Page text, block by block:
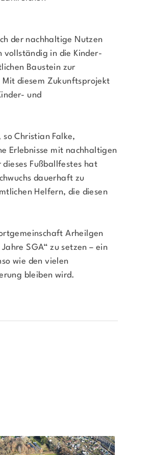
der nachhaltige Nutzen
vollständig in die Kinder-
Baustein zur
diesem Zukunftsprojekt
und
Christian Falke,
Erlebnisse mit nachhaltigen
dieses Fußballfestes hat
dauerhaft zu
Helfern, die diesen
Arheilgen
SGA“ zu setzen – ein
wie den vielen
bleiben wird.